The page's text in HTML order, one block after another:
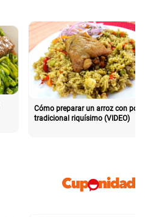
Cómo preparar un arroz con pollo
tradicional riquísimo (VIDEO)